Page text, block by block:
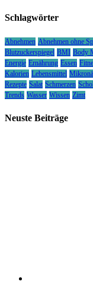
Schlagwörter
Abnehmen Abnehmen ohne
Blutzuckerspiegel BMI Body
Energie Ernährung Essen
Kalorien Lebensmittel
Rezepte Salat Schmerzen
Trends Wasser Wissen Zimt
Neuste Beiträge